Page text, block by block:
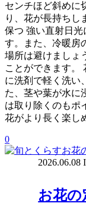
センチほど斜めに
り、花が長持ちし
保つ 強い直射日光
す。また、冷暖房
場所は避けましょ
ことができます。
に洗剤で軽く洗い
た、茎や葉が水に
は取り除くのもポ
花がより長く楽し
0
2026.06.08
お花の